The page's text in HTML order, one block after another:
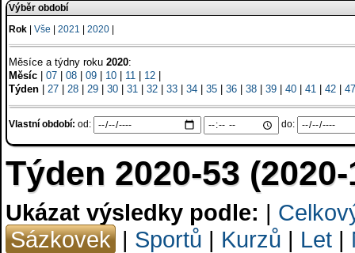
Výběr období
Rok
Vše 2021 2020
Měsíce a týdny roku 2020:
Měsíc
07 08 09 10 11 12
Týden
27 28 29 30 31 32 33 34 35 36 38 39 40 41 42 47
Vlastní období: od: do:
Týden 2020-53
Ukázat výsledky podle: |
Sázkovek | Sportů | Kurzů | Let |